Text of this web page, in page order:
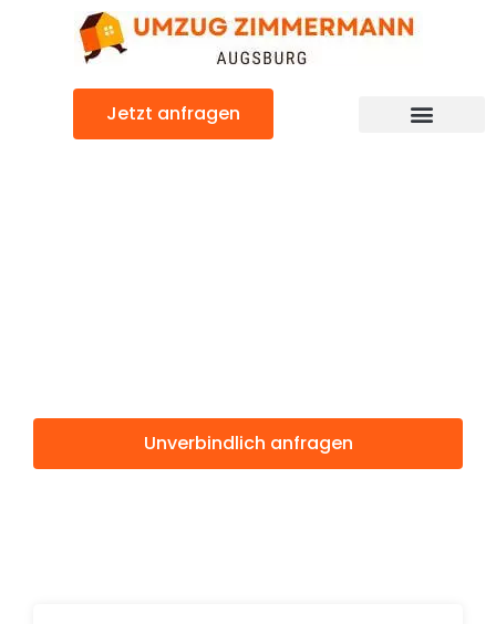
Jetzt anfragen
Unverbindlich anfragen